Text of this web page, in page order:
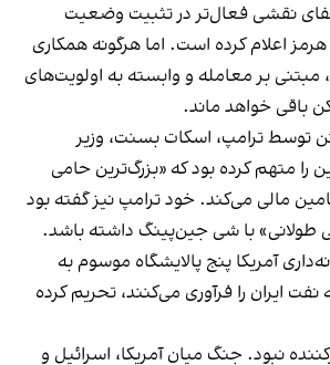
نقشی فعال‌تر در تثبیت وضعیت
هرمز اعلام کرده است. اما هرگونه همکاری
مبتنی بر معامله و وابسته به اولویت‌های
باقی خواهد ماند.
توسط ترامپ، اسکات بسنت، وزیر
را متهم کرده بود که «بزرگ‌ترین حامی
مالی می‌کند. خود ترامپ نیز گفته بود
طولانی» با شی جین‌پینگ داشته باشد.
آمریکا پنج پالایشگاه موسوم به
ایران را فرآوری می‌کنند، تحریم کرده
نبود. جنگ میان آمریکا، اسرائیل و